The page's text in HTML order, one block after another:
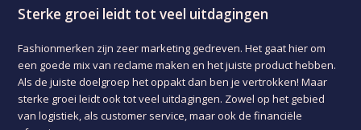
Sterke groei leidt tot veel uitdagingen
Fashionmerken zijn zeer marketing gedreven. Het gaat hier om
een goede mix van reclame maken en het juiste product hebben.
Als de juiste doelgroep het oppakt dan ben je vertrokken! Maar
sterke groei leidt ook tot veel uitdagingen. Zowel op het gebied
van logistiek, als customer service, maar ook de financiële